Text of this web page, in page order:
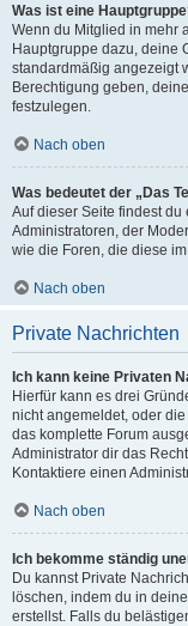
Was ist eine
Wenn du Mitglied in mehr
Hauptgruppe dazu, deine
standardmäßig angezeigt
Berechtigung geben,
festzulegen.
Nach oben
Was bedeutet der „Das
Auf dieser Seite findest
Administratoren, der
wie die Foren, die diese
Nach oben
Private Nachrichten
Ich kann keine Privaten
Hierfür kann es drei
nicht angemeldet, oder
das komplette Forum
Administrator dir das
Kontaktiere einen
Nach oben
Ich bekomme ständig
Du kannst Private
löschen, indem du in
erstellst. Falls du